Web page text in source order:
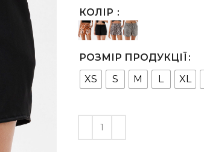
КОЛІР
РОЗМІР ПРОДУКЦІЇ
XS
S M L XL